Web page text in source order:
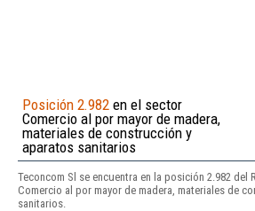
Posición 2.982 en el sector
Comercio al por mayor de madera,
materiales de construcción y
aparatos sanitarios
Teconcom Sl se encuentra en la posición 2.982 del
Comercio al por mayor de madera, materiales de
sanitarios.